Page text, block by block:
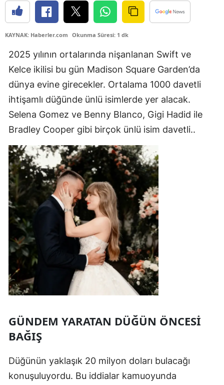
KAYNAK: Haberler.com Okunma Süresi: 1 dk
2025 yılının ortalarında nişanlanan Swift ve
Kelce ikilisi bu gün Madison Square Garden’da
dünya evine girecekler. Ortalama 1000 davetli
ihtişamlı düğünde ünlü isimlerde yer alacak.
Selena Gomez ve Benny Blanco, Gigi Hadid ile
Bradley Cooper gibi birçok ünlü isim davetli..
GÜNDEM YARATAN DÜĞÜN ÖNCESİ
BAĞIŞ
Düğünün yaklaşık 20 milyon doları bulacağı
konuşuluyordu. Bu iddialar kamuoyunda